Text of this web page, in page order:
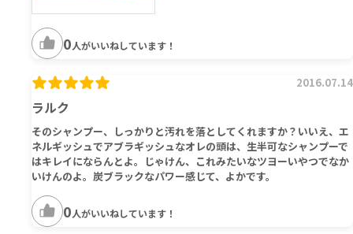
0人がいいねしています！
ラルク
2016.07.14
そのシャンプー、しっかりと汚れを落としてくれますか？いいえ、エ
ネルギッシュでアブラギッシュなオレの頭は、生半可なシャンプーで
はキレイにならんとよ。じゃけん、これみたいなツヨーいやつでなか
いけんのよ。炭ブラックなパワー感じて、よかです。
0人がいいねしています！